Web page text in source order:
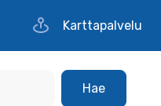
Karttapalvelu
Hae